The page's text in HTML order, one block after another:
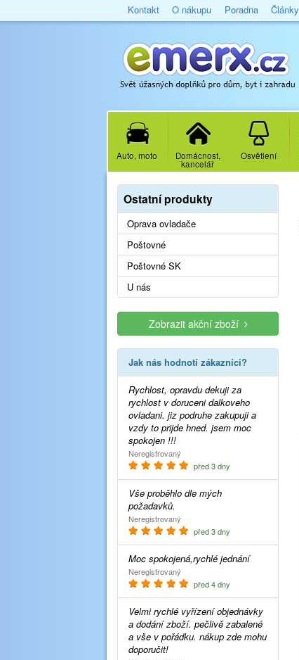
Kontakt O nákupu Poradna Články
Auto, moto Domácnost,
kancelář
Osvětlení
Ostatní produkty
Oprava ovladače
Poštovné
Poštovné SK
U nás
Zobrazit akční zboží
Jak nás hodnotí zákazníci?
Rychlost, opravdu dekuji za
rychlost v doruceni dalkoveho
ovladani. jiz podruhe zakupuji a
vzdy to prijde hned. jsem moc
spokojen !!!
Neregistrovaný
před 3 dny
Vše proběhlo dle mých
požadavků.
Neregistrovaný
před 3 dny
Moc spokojená,rychlé jednání
Neregistrovaný
před 4 dny
Velmi rychlé vyřízení objednávky
a dodání zboží. pečlivě zabalené
a vše v pořádku. nákup zde mohu
doporučit!